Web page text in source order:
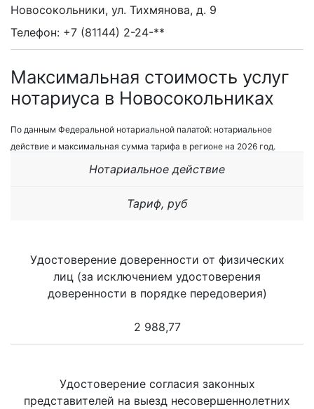
Новосокольники, ул. Тихмянова, д. 9
Телефон: +7 (81144) 2-24-**
Максимальная стоимость услуг
нотариуса в Новосокольниках
По данным Федеральной нотариальной палатой: нотариальное
действие и максимальная сумма тарифа в регионе на 2026 год.
Нотариальное действие
Тариф, руб
Удостоверение доверенности от физических
лиц (за исключением удостоверения
доверенности в порядке передоверия)
2 988,77
Удостоверение согласия законных
представителей на выезд несовершеннолетних